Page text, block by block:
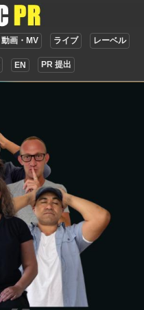
動画・MV ライブ レーベル
EN PR 提出